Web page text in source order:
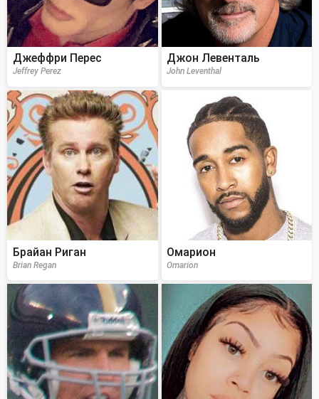
Джеффри Перес
Jeffrey Perez
Джон Левенталь
John Leventhal
Брайан Риган
Brian Regan
Омарион
Omarion